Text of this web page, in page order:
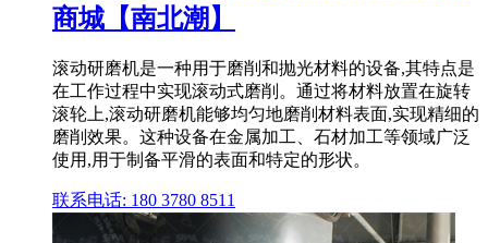
商城【南北潮】
滚动研磨机是一种用于磨削和抛光材料的设备,其特点是
在工作过程中实现滚动式磨削。通过将材料放置在旋转
滚轮上,滚动研磨机能够均匀地磨削材料表面,实现精细的
磨削效果。这种设备在金属加工、石材加工等领域广泛
使用,用于制备平滑的表面和特定的形状。
联系电话: 180 3780 8511